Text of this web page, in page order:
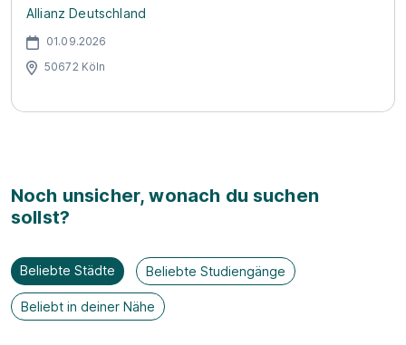
Allianz Deutschland
01.09.2026
50672 Köln
Noch unsicher, wonach du suchen
sollst?
Beliebte Städte Beliebte Studiengänge
Beliebt in deiner Nähe